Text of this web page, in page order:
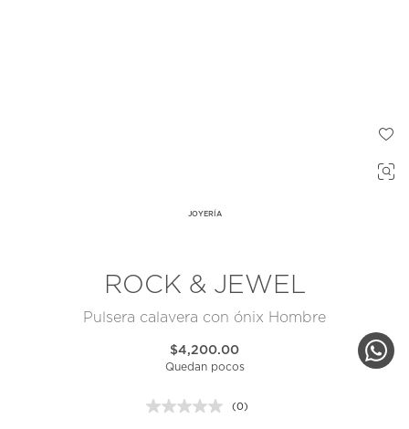
JOYERÍA
ROCK & JEWEL
Pulsera calavera con ónix Hombre
$4,200.00
Quedan pocos
Sin
(0)